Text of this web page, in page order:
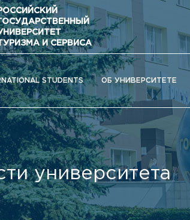
И СЕРВИСА
STUDENTS ОБ УНИВЕРСИТЕТЕ
университета